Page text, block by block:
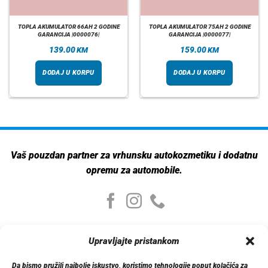
Upravljajte pristankom
Da bismo pružili najbolje iskustvo, koristimo tehnologije poput kolačića za
TOPLA AKUMULATOR 66AH 2 GODINE
GARANCIJA |0000076|
139.00KM
DODAJ U KORPU
TOPLA AKUMULATOR 75AH 2 GODINE
GARANCIJA |0000077|
159.00KM
DODAJ U KORPU
Vaš pouzdan partner za vrhunsku autokozmetiku i dodatnu
opremu za automobile.
Moj nalog
Moj nalog
Moje narudžbe